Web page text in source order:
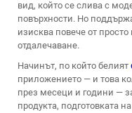
вид, който се слива с
повърхности. Но
изисква повече от
отдалечаване.
Начинът, по който белият
приложението — и това
през месеци и години —
продукта, подготовката